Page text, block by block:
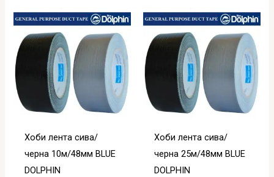
Хоби лента сива/
черна 10м/48мм BLUE
DOLPHIN
Хоби лента сива/
черна 25м/48мм BLUE
DOLPHIN